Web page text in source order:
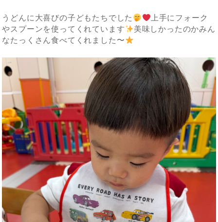
うどんに大喜びの子どもたちでした
上手にフォーク
やスプーンを使ってくれています
美味しかったのかみん
なたっくさん食べてくれました〜